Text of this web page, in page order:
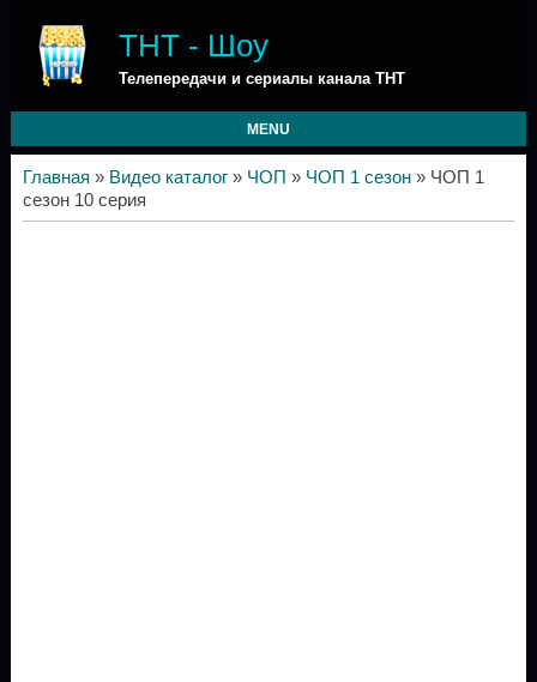
ТНТ - Шоу
Телепередачи и сериалы канала ТНТ
MENU
Главная » Видео каталог» ЧОП » ЧОП 1 сезон» ЧОП 1
сезон 10 серия